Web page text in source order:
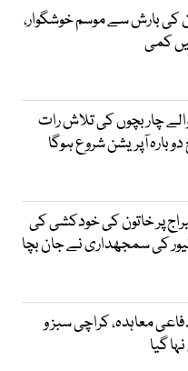
کی بارش سے موسم خوشگوار،
کمی
چار بچوں کی تلاش رات
آپریشن شروع ہوگا
پر خاتون کی خودکشی کی
کی سمجھداری نے جان بچا
معاہدہ، کراچی سبز و
گیا